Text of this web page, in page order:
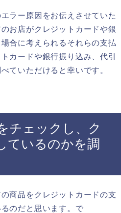
ラー原因をお伝えさせていた
お店がクレジットカードや銀
合に考えられるそれらの支払
カードや銀行振り込み、代引
ていただけると幸いです。
チェックし、ク
ているのかを調
商品をクレジットカードの支
のだと思います。で